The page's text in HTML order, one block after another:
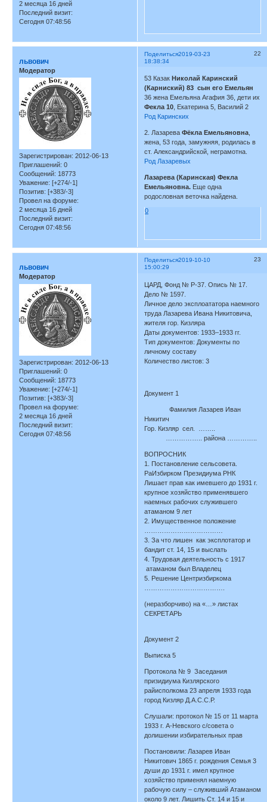
2 месяца 16 дней
Последний визит:
Сегодня 07:48:56
Поделиться 22
2019-03-23
18:38:34
львович
Модератор
Зарегистрирован: 2012-06-13
Приглашений: 0
Сообщений: 18773
Уважение: [+274/-1]
Позитив: [+383/-3]
Провел на форуме:
2 месяца 16 дней
Последний визит:
Сегодня 07:48:56
53 Казак Николай Каринский
(Карниский) 83сын его Емельян
36 жена Емельяна Агафия 36, дети их
Фекла 10, Екатерина 5, Василий 2
Род Каринских
2. ЛазареваФёкла Емельяновна,
жена, 53 года, замужняя, родилась в
ст. Александрийской, неграмотна.
Род Лазаревых
Лазарева (Каринская) Фекла
Емельяновна. Еще одна
родословная веточка найдена.
0
Поделиться 23
2019-10-10
15:00:29
львович
Модератор
Зарегистрирован: 2012-06-13
Приглашений: 0
Сообщений: 18773
Уважение: [+274/-1]
Позитив: [+383/-3]
Провел на форуме:
2 месяца 16 дней
Последний визит:
Сегодня 07:48:56
ЦАРД, Фонд № Р-37. Опись № 17.
Дело № 1597.
Личное дело эксплоататора наемного
труда Лазарева Ивана Никитовича,
жителя гор. Кизляра
Даты документов: 1933–1933 гг.
Тип документов: Документы по
личному составу
Количество листов: 3
Документ 1
Фамилия Лазарев Иван
Никитич
Гор. Кизляр сел. ……..
…………….. района …………..
ВОПРОСНИК
1. Постановление сельсовета.
РаИзбирком Президиума РНК
Лишает прав как имевшего до 1931 г.
крупное хозяйство применявшего
наемных рабочих служившего
атаманом 9 лет
2. Имущественное положение
3. За что лишен как эксплотатор и
бандит ст. 14, 15 и выслать
4. Трудовая деятельность с 1917
атаманом был Владелец
5. Решение Центризбиркома
(неразборчиво) на «…» листах
СЕКРЕТАРЬ
Документ 2
Выписка 5
Протокола № 9 Заседания
призидиума Кизлярского
райисполкома 23 апреля 1933 года
город Кизляр Д.А.С.С.Р.
Слушали: протокол № 15 от 11 марта
1933 г. А-Невского с/совета о
долишении избирательных прав
Постановили: Лазарев Иван
Никитович 1865 г. рождения Семья 3
души до 1931 г. имел крупное
хозяйство применял наемную
рабочую силу – служивший Атаманом
около 9 лет. Лишить Ст. 14 и 15 и